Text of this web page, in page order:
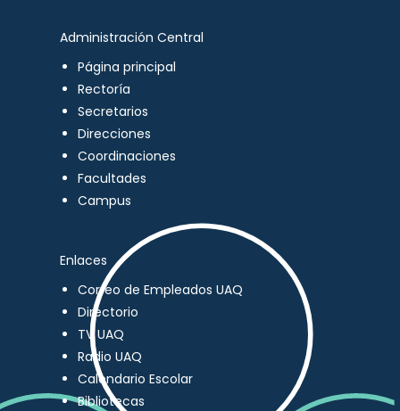
Administración Central
Página principal
Rectoría
Secretarios
Direcciones
Coordinaciones
Facultades
Campus
Enlaces
Correo de Empleados UAQ
Directorio
TV UAQ
Radio UAQ
Calendario Escolar
Bibliotecas